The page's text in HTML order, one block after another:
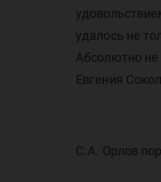
удалось не
Абсолютно не
Евгения
С.А. Орлов